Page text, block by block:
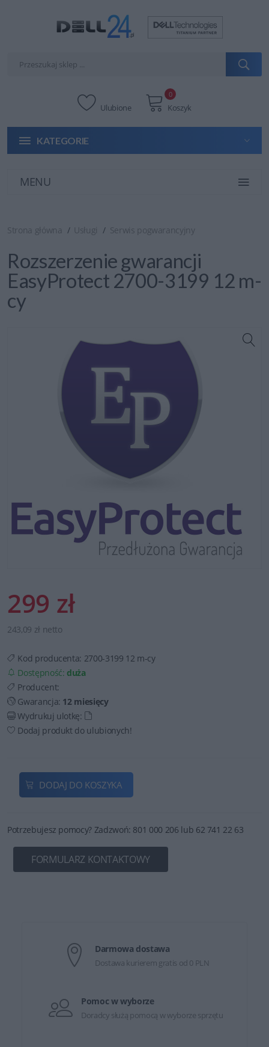
Ulubione Koszyk
0
KATEGORIE
MENU
Strona główna Usługi Serwis pogwarancyjny
Rozszerzenie gwarancji
EasyProtect 2700-3199 12 m-
cy
299 zł
243,09 zł netto
Kod producenta: 2700-3199 12 m-cy
Dostępność: duża
Producent:
Gwarancja: 12 miesięcy
Wydrukuj ulotkę:
Dodaj produkt do ulubionych!
DODAJ DO KOSZYKA
Potrzebujesz pomocy? Zadzwoń: 801 000 206 lub 62 741 22 63
FORMULARZ KONTAKTOWY
Darmowa dostawa
Dostawa kurierem gratis od 0 PLN
Pomoc w wyborze
Doradcy służą pomocą w wyborze sprzętu